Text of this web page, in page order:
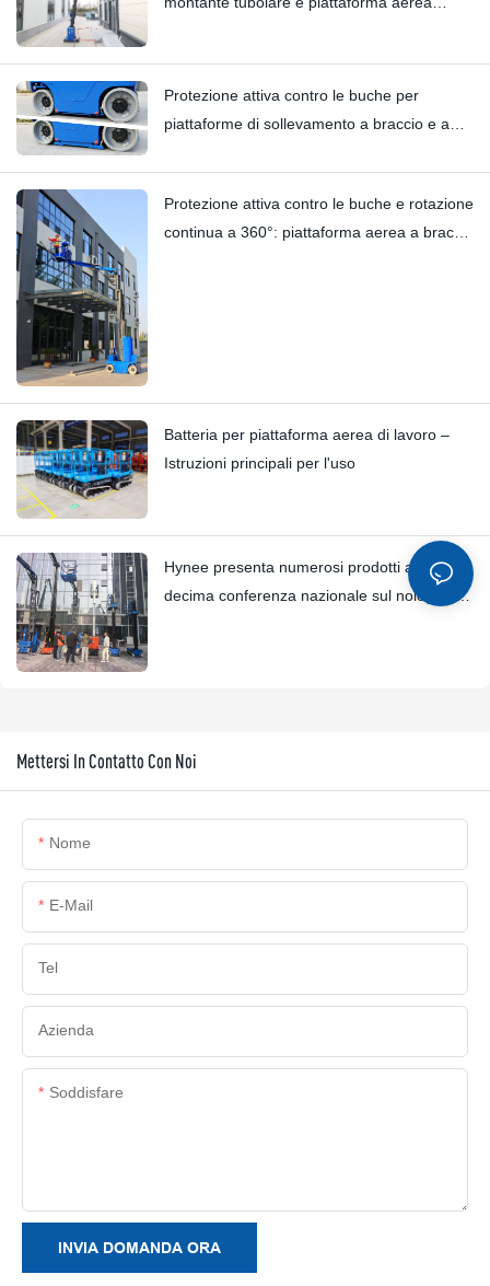
Protezione attiva contro le buche per
piattaforme di sollevamento a braccio e a
Protezione attiva contro le buche e rotazione
continua a 360°: piattaforma aerea a braccio
Batteria per piattaforma aerea di lavoro –
Istruzioni principali per l'uso
Hynee presenta numerosi prodotti alla
decima conferenza nazionale sul noleggio di
Mettersi In Contatto Con Noi
Nome
E-Mail
Tel
Azienda
Soddisfare
INVIA DOMANDA ORA